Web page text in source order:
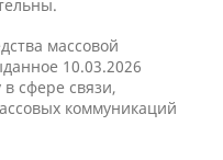
массовой
10.03.2026
сфере связи,
коммуникаций